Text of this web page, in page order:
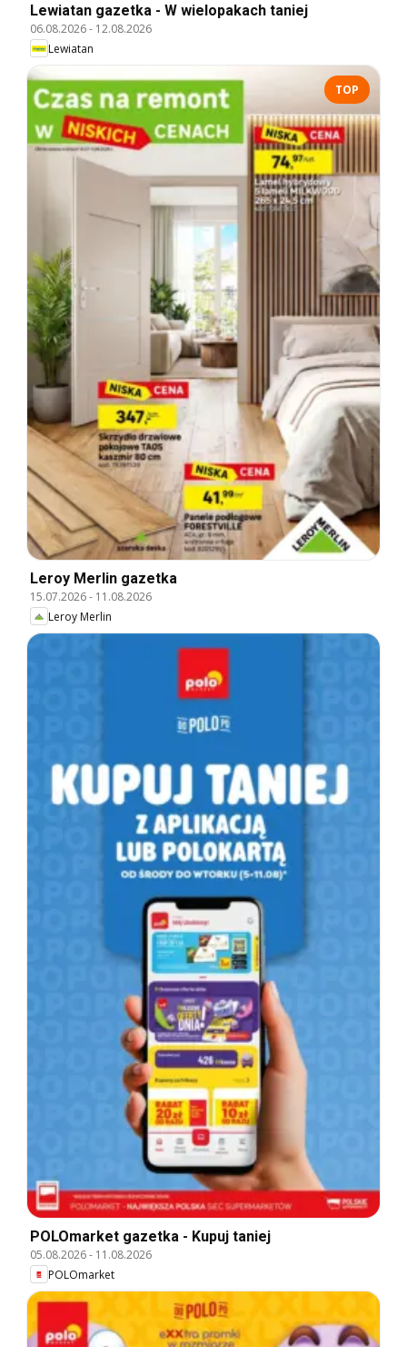
Lewiatan gazetka - W wielopakach taniej
06.08.2026- 12.08.2026
Lewiatan
TOP
Leroy Merlin gazetka
15.07.2026- 11.08.2026
Leroy Merlin
POLOmarket gazetka - Kupuj taniej
05.08.2026- 11.08.2026
POLOmarket